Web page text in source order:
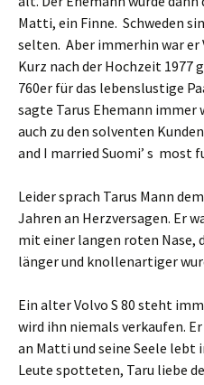
Matti, ein Finne. Schweden
selten. Aber immerhin war er
Kurz nach der Hochzeit 1977
760er für das lebenslustige
sagte Tarus Ehemann immer
auch zu den solventen
and I married Suomi’ s most
Leider sprach Tarus Mann
Jahren an Herzversagen. Er
mit einer langen roten Nase,
länger und knollenartiger
Ein alter Volvo S 80 steht
wird ihn niemals verkaufen.
an Matti und seine Seele lebt
Leute spotteten, Taru liebe